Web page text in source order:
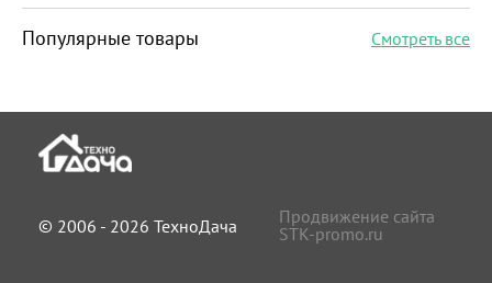
Популярные товары Смотреть все
© 2006 - 2026 ТехноДача
Продвижение сайта
STK-promo.ru